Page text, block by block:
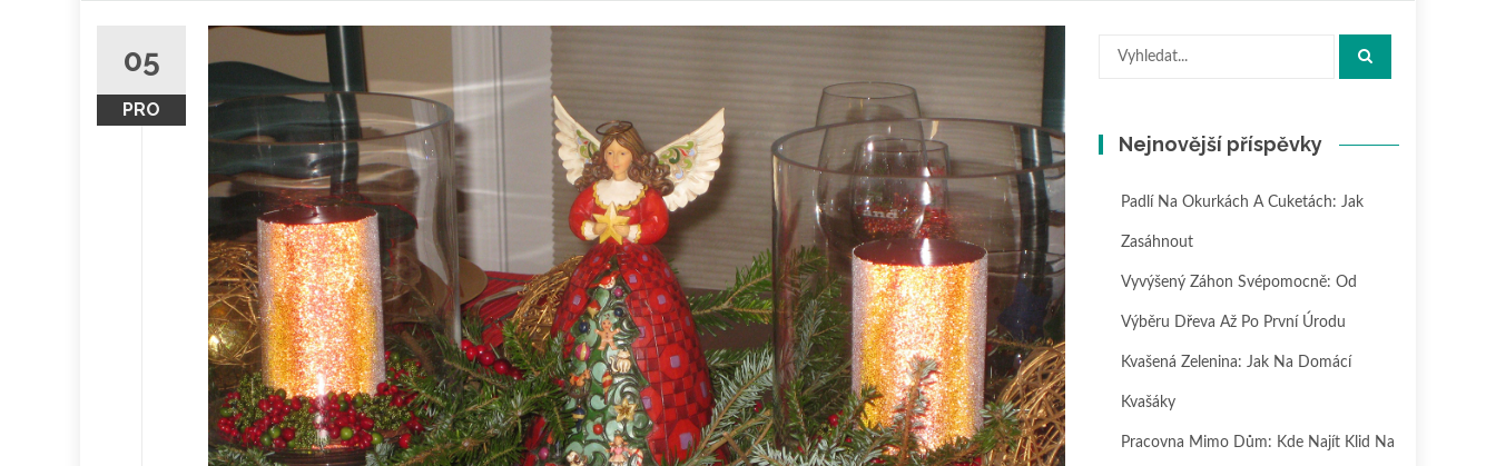
05
PRO
Hledat:
Nejnovější příspěvky
Padlí Na Okurkách A Cuketách: Jak
Zasáhnout
Vyvýšený Záhon Svépomocně: Od
Výběru Dřeva Až Po První Úrodu
Kvašená Zelenina: Jak Na Domácí
Kvašáky
Pracovna Mimo Dům: Kde Najít Klid Na